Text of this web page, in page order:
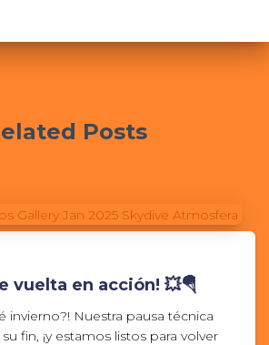
Posts
vuelta en acción! 💥🪂
invierno?! Nuestra pausa técnica
fin, ¡y estamos listos para volver